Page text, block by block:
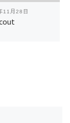
11月28日